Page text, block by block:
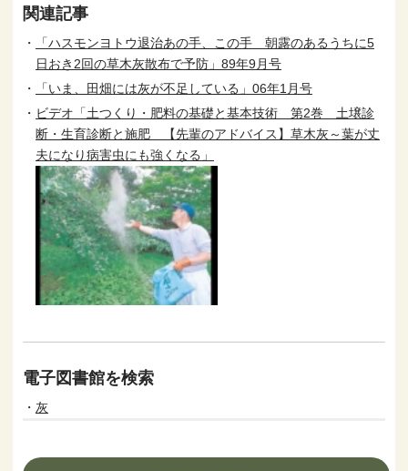
関連記事
「ハスモンヨトウ退治あの手、この手 朝露のあるうちに5
日おき2回の草木灰散布で予防」89年9月号
「いま、田畑には灰が不足している」06年1月号
ビデオ「土つくり・肥料の基礎と基本技術 第2巻 土壌診
断・生育診断と施肥 【先輩のアドバイス】草木灰～葉が丈
夫になり病害虫にも強くなる」
電子図書館を検索
灰